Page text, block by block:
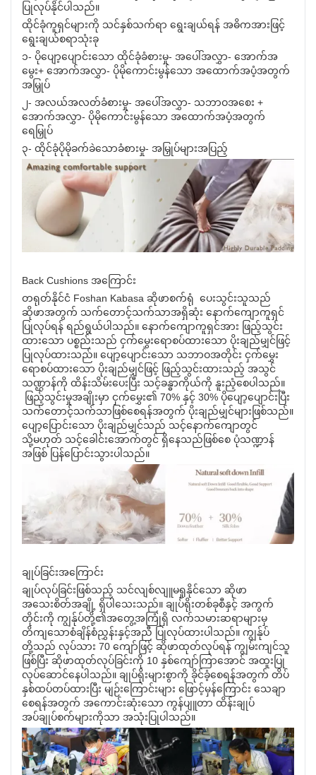
ပြုလုပ်နိုင်ပါသည်။
ထိုင်ခုံကူရှင်များကို သင်နှစ်သက်ရာ ရွေးချယ်ရန် အဓိကအားဖြင့်
ရွေးချယ်စရာသုံးခု
၁- ပိုပျော့ပျောင်းသော ထိုင်ခုံခံစားမှု- အပေါ်အလွှာ- အောက်အ
မွေး+ အောက်အလွှာ- ပိုမိုကောင်းမွန်သော အထောက်အပံ့အတွက်
အမြှုပ်
၂- အလယ်အလတ်ခံစားမှု- အပေါ်အလွှာ- သဘာဝအစေး +
အောက်အလွှာ- ပိုမိုကောင်းမွန်သော အထောက်အပံ့အတွက်
ရေမြှုပ်
၃- ထိုင်ခုံပိုမိုခက်ခဲသောခံစားမှု- အမြှုပ်များအပြည့်
Back Cushions အကြောင်း
တရုတ်နိုင်ငံ Foshan Kabasa ဆိုဖာစက်ရုံ ပေးသွင်းသူသည်
ဆိုဖာအတွက် သက်တောင့်သက်သာအရှိဆုံး နောက်ကျောကူရှင်
ပြုလုပ်ရန် ရည်ရွယ်ပါသည်။ နောက်ကျောကူရှင်အား ဖြည့်သွင်း
ထားသော ပစ္စည်းသည် ငှက်မွှေးရောစပ်ထားသော ပိုးချည်မျှင်ဖြင့်
ပြုလုပ်ထားသည်။ ပျော့ပျောင်းသော သဘာဝအတိုင်း ငှက်မွှေး
ရောစပ်ထားသော ပိုးချည်မျှင်ဖြင့် ဖြည့်သွင်းထားသည့် အသွင်
သဏ္ဌာန်ကို ထိန်းသိမ်းပေးပြီး သင့်ခန္ဓာကိုယ်ကို နူးညံ့စေပါသည်။
ဖြည့်သွင်းမှုအချိုးမှာ ငှက်မွှေး၏ 70% နှင့် 30% ပိုပျော့ပျောင်းပြီး
သက်တောင့်သက်သာဖြစ်စေရန်အတွက် ပိုးချည်မျှင်များဖြစ်သည်။
ပျော့ပြောင်းသော ပိုးချည်မျှင်သည် သင့်နောက်ကျောတွင်
သို့မဟုတ် သင့်ခေါင်းအောက်တွင် ရှိနေသည်ဖြစ်စေ ပုံသဏ္ဍာန်
အဖြစ် ပြန်ပြောင်းသွားပါသည်။
ချုပ်ခြင်းအကြောင်း
ချုပ်လုပ်ခြင်းဖြစ်သည့် သင်လျစ်လျူမရှုနိုင်သော ဆိုဖာ
အသေးစိတ်အချို့ ရှိပါသေးသည်။ ချုပ်ရိုးတစ်ခုစီနှင့် အကွက်
တိုင်းကို ကျွန်ုပ်တို့၏အတွေ့အကြုံရှိ လက်သမားဆရာများမှ
တိကျသောစံချိန်စံညွှန်းနှင့်အညီ ပြုလုပ်ထားပါသည်။ ကျွန်ုပ်
တို့သည် လုပ်သား 70 ကျော်ဖြင့် ဆိုဖာထုတ်လုပ်ရန် ကျွမ်းကျင်သူ
ဖြစ်ပြီး ဆိုဖာထုတ်လုပ်ခြင်းကို 10 နှစ်ကျော်ကြာအောင် အထူးပြု
လုပ်ဆောင်နေပါသည်။ ချုပ်ရိုးများစွာကို ခိုင်ခံ့စေရန်အတွက် တိပ်
နှစ်ထပ်တပ်ထားပြီး မျဉ်းကြောင်းများ ဖြောင့်မှန်ကြောင်း သေချာ
စေရန်အတွက် အကောင်းဆုံးသော ကွန်ပျူတာ ထိန်းချုပ်
အပ်ချုပ်စက်များကိုသာ အသုံးပြုပါသည်။